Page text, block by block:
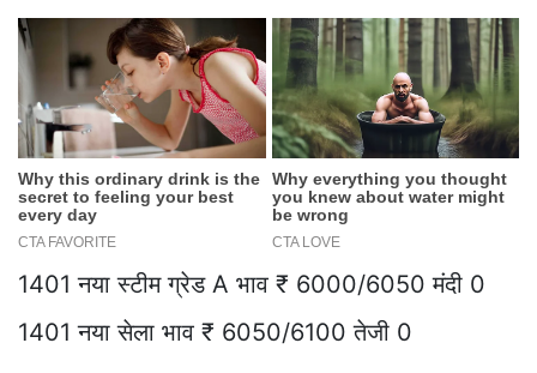
1401 नया स्टीम ग्रेड A भाव ₹ 6000/6050 मंदी 0
1401 नया सेला भाव ₹ 6050/6100 तेजी 0